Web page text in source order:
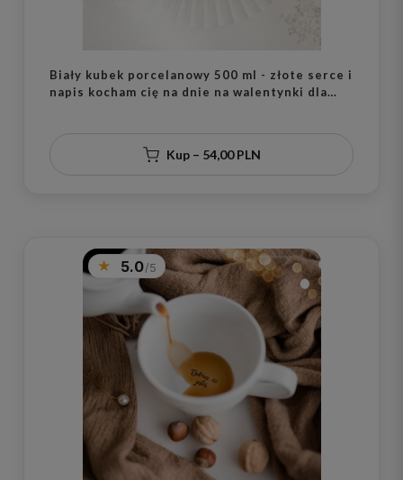
Biały kubek porcelanowy 500 ml - złote serce i
napis kocham cię na dnie na walentynki dla
Kup – 54,00 PLN
5.0